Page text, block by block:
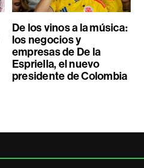
De los vinos a la música:
los negocios y
empresas de De la
Espriella, el nuevo
presidente de Colombia